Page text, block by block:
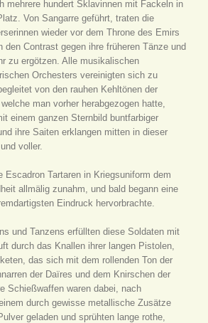
mehrere hundert Sklavinnen mit Fackeln in
Von Sangarre geführt, traten die
wieder vor dem Throne des Emirs
den Contrast gegen ihre früheren Tänze und
zu ergötzen. Alle musikalischen
Orchesters vereinigten sich zu
von den rauhen Kehltönen der
man vorher herabgezogen hatte,
einem ganzen Sternbild buntfarbiger
ihre Saiten erklangen mitten in dieser
voller.
Escadron Tartaren in Kriegsuniform dem
allmälig zunahm, und bald begann eine
Eindruck hervorbrachte.
und Tanzens erfüllten diese Soldaten mit
durch das Knallen ihrer langen Pistolen,
das sich mit dem rollenden Ton der
der Daïres und dem Knirschen der
Schießwaffen waren dabei, nach
durch gewisse metallische Zusätze
geladen und sprühten lange rothe,